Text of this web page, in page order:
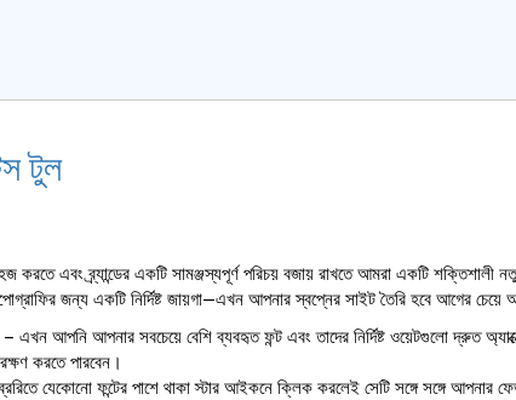
টুল
এবং ব্র্যান্ডের একটি সামঞ্জস্যপূর্ণ পরিচয় বজায় রাখতে আমরা একটি শক্তিশালী
জন্য একটি নির্দিষ্ট জায়গা—এখন আপনার স্বপ্নের সাইট তৈরি হবে আগের
আপনি আপনার সবচেয়ে বেশি ব্যবহৃত ফন্ট এবং তাদের নির্দিষ্ট ওয়েটগুলো দ্রুত
করতে পারবেন।
যেকোনো ফন্টের পাশে থাকা স্টার আইকনে ক্লিক করলেই সেটি সঙ্গে সঙ্গে আপনার